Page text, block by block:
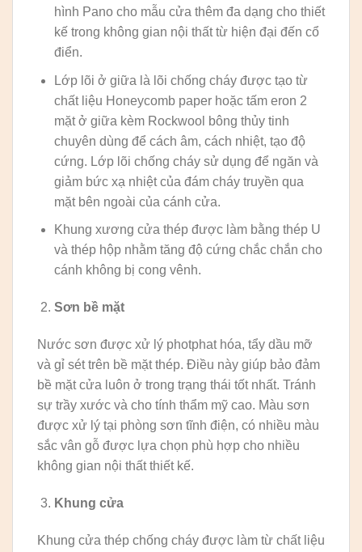
hình Pano cho mẫu cửa thêm đa dạng cho thiết
kế trong không gian nội thất từ hiện đại đến cổ
điển.
Lớp lõi ở giữa là lõi chống cháy được tạo từ
chất liệu Honeycomb paper hoặc tấm eron 2
mặt ở giữa kèm Rockwool bông thủy tinh
chuyên dùng để cách âm, cách nhiệt, tạo độ
cứng. Lớp lõi chống cháy sử dụng để ngăn và
giảm bức xạ nhiệt của đám cháy truyền qua
mặt bên ngoài của cánh cửa.
Khung xương cửa thép được làm bằng thép U
và thép hộp nhằm tăng độ cứng chắc chắn cho
cánh không bị cong vênh.
Sơn bề mặt
Nước sơn được xử lý photphat hóa, tẩy dầu mỡ
và gỉ sét trên bề mặt thép. Điều này giúp bảo đảm
bề mặt cửa luôn ở trong trạng thái tốt nhất. Tránh
sự trầy xước và cho tính thẩm mỹ cao. Màu sơn
được xử lý tại phòng sơn tĩnh điện, có nhiều màu
sắc vân gỗ được lựa chọn phù hợp cho nhiều
không gian nội thất thiết kế.
Khung cửa
Khung cửa thép chống cháy được làm từ chất liệu